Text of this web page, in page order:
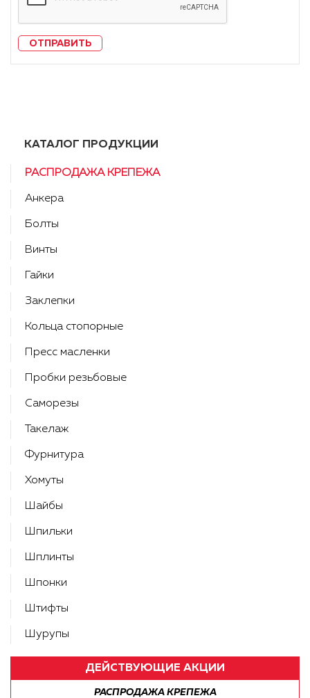
ОТПРАВИТЬ
КАТАЛОГ ПРОДУКЦИИ
РАСПРОДАЖА КРЕПЕЖА
Анкера
Болты
Винты
Гайки
Заклепки
Кольца стопорные
Пресс масленки
Пробки резьбовые
Саморезы
Такелаж
Фурнитура
Хомуты
Шайбы
Шпильки
Шплинты
Шпонки
Штифты
Шурупы
ДЕЙСТВУЮЩИЕ АКЦИИ
БЕСПЛАТНАЯ ДОСТАВКА ПО РФ!